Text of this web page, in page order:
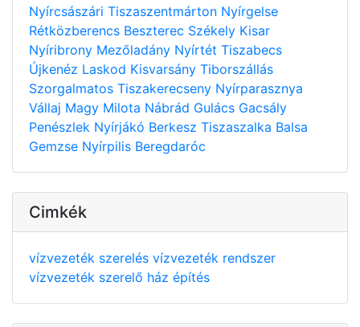
Nyírcsászári Tiszaszentmárton Nyírgelse
Rétközberencs Beszterec Székely Kisar
Nyíribrony Mezőladány Nyírtét Tiszabecs
Újkenéz Laskod Kisvarsány Tiborszállás
Szorgalmatos Tiszakerecseny Nyírparasznya
Vállaj Magy Milota Nábrád Gulács Gacsály
Penészlek Nyírjákó Berkesz Tiszaszalka Balsa
Gemzse Nyírpilis Beregdaróc
Cimkék
vízvezeték szerelés vízvezeték rendszer
vízvezeték szerelő ház építés